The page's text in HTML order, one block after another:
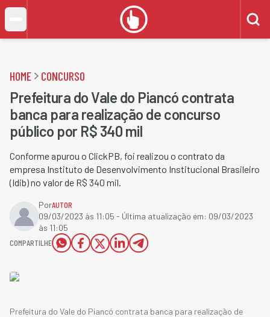
HOME CONCURSO
Prefeitura do Vale do Piancó contrata
banca para realização de concurso
público por R$ 340 mil
Conforme apurou o ClickPB, foi realizou o contrato da
empresa Instituto de Desenvolvimento Institucional Brasileiro
(Idib) no valor de R$ 340 mil.
PorAUTOR
09/03/2023 às 11:05 - Última atualização em: 09/03/2023
às 11:05
COMPARTILHE
Prefeitura do Vale do Piancó contrata banca para realização de